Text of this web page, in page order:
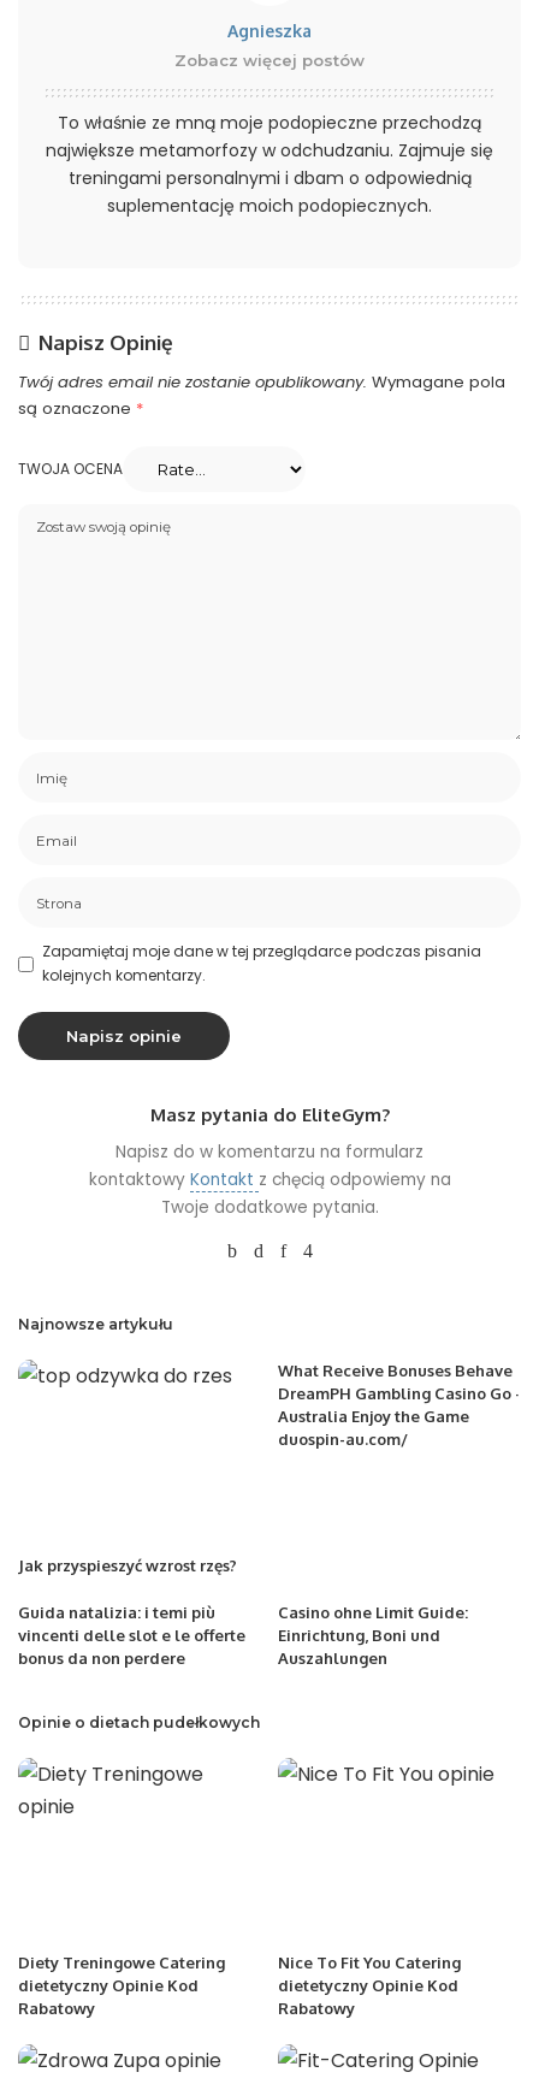
Agnieszka
Zobacz więcej postów
To właśnie ze mną moje podopieczne przechodzą
największe metamorfozy w odchudzaniu. Zajmuje się
treningami personalnymi i dbam o odpowiednią
suplementację moich podopiecznych.
Napisz Opinię
Twój adres email nie zostanie opublikowany. Wymagane pola
są oznaczone *
TWOJA OCENA
Zapamiętaj moje dane w tej przeglądarce podczas pisania
kolejnych komentarzy.
Masz pytania do EliteGym?
Napisz do w komentarzu na formularz
kontaktowy Kontakt z chęcią odpowiemy na
Twoje dodatkowe pytania.
Najnowsze artykułu
Jak przyspieszyć wzrost rzęs?
What Receive Bonuses Behave
DreamPH Gambling Casino Go ·
Australia Enjoy the Game
duospin-au.com/
Guida natalizia: i temi più
vincenti delle slot e le offerte
bonus da non perdere
Casino ohne Limit Guide:
Einrichtung, Boni und
Auszahlungen
Opinie o dietach pudełkowych
Diety Treningowe Catering
dietetyczny Opinie Kod
Rabatowy
Nice To Fit You Catering
dietetyczny Opinie Kod
Rabatowy